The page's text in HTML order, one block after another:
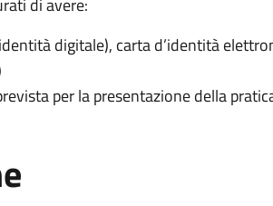
di avere:
digitale), carta d’identità
per la presentazione della